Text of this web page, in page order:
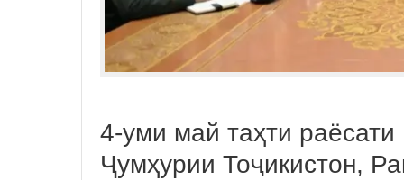
4-уми май таҳти
Ҷумҳурии Тоҷикистон,